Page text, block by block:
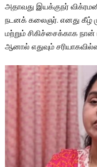
அதாவது இயக்குநர்
நடனக் கலைஞர். எனது கீழ்
மற்றும் சிகிச்சைக்காக
ஆனால் எதுவும்